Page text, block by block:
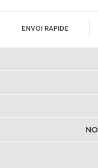
ENVOI RAPIDE